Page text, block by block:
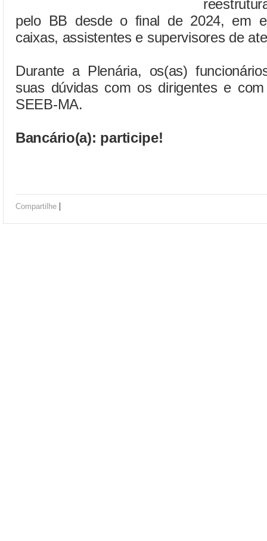
pelo BB desde o final de 2024, em
caixas, assistentes e supervisores de
Durante a Plenária, os(as)
suas dúvidas com os dirigentes e
SEEB-MA.
Bancário(a): participe!
Compartilhe |